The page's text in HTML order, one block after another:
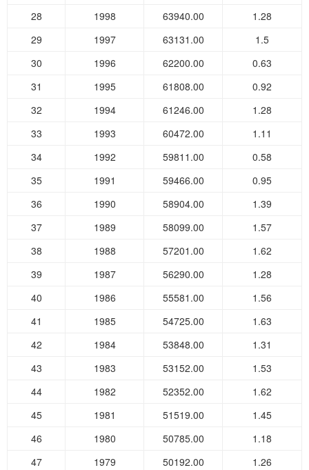
28
1998 63940.00
1.28
29
1997 63131.00
1.5
30
1996 62200.00
0.63
31
1995 61808.00
0.92
32
1994 61246.00
1.28
33
1993 60472.00
1.11
34
1992 59811.00
0.58
35
1991 59466.00
0.95
36
1990 58904.00
1.39
37
1989 58099.00
1.57
38
1988 57201.00
1.62
39
1987 56290.00
1.28
40
1986 55581.00
1.56
41
1985 54725.00
1.63
42
1984 53848.00
1.31
43
1983 53152.00
1.53
44
1982 52352.00
1.62
45
1981 51519.00
1.45
46
1980 50785.00
1.18
47
1979 50192.00 1.26